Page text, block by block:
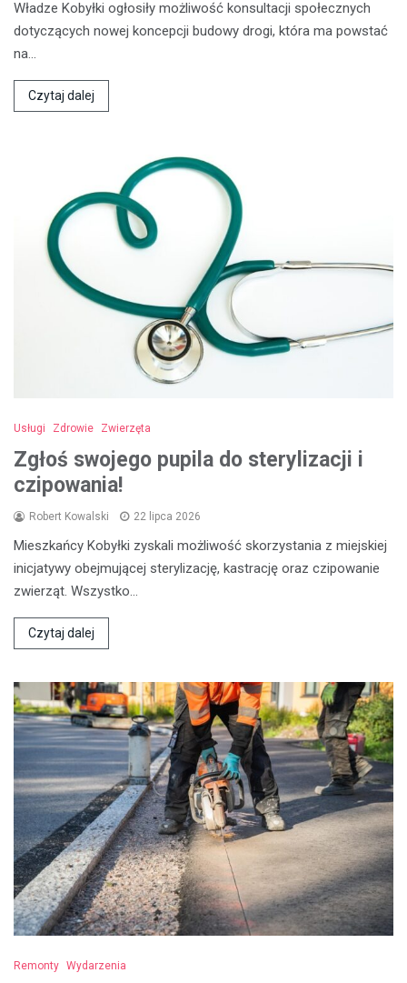
Władze Kobyłki ogłosiły możliwość konsultacji społecznych
dotyczących nowej koncepcji budowy drogi, która ma powstać
na…
Czytaj dalej
Usługi Zdrowie Zwierzęta
Zgłoś swojego pupila do sterylizacji i
czipowania!
Robert Kowalski 22 lipca 2026
Mieszkańcy Kobyłki zyskali możliwość skorzystania z miejskiej
inicjatywy obejmującej sterylizację, kastrację oraz czipowanie
zwierząt. Wszystko…
Czytaj dalej
Remonty Wydarzenia